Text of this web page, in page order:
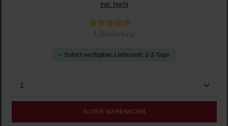
Inkl. MwSt
Durchschnittliche Bewertung von 5 von 5 Sternen
1 Bewertung
Sofort verfügbar, Lieferzeit: 2-3 Tage
Produkt Anzahl: Gib den gewünschten Wert ein
IN DEN WARENKORB